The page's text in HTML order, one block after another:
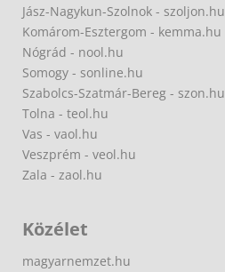
Jász-Nagykun-Szolnok - szoljon.hu
Komárom-Esztergom - kemma.hu
Nógrád - nool.hu
Somogy - sonline.hu
Szabolcs-Szatmár-Bereg - szon.hu
Tolna - teol.hu
Vas - vaol.hu
Veszprém - veol.hu
Zala - zaol.hu
Közélet
magyarnemzet.hu